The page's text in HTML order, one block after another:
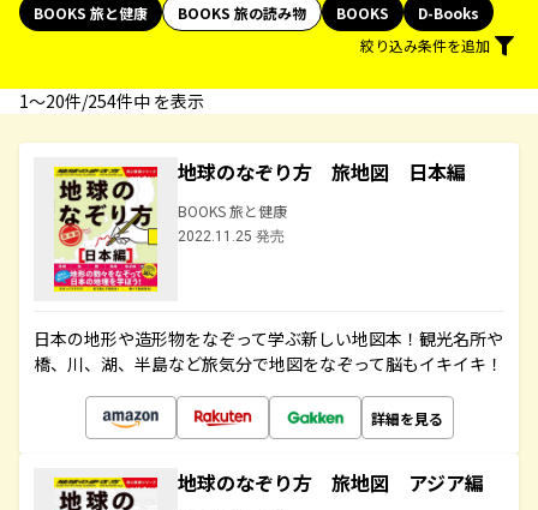
BOOKS 旅と健康
BOOKS 旅の読み物 BOOKS
D-Books
絞り込み条件を追加
1〜20件/254件中 を表示
地球のなぞり方 旅地図 日本編
BOOKS 旅と健康
2022.11.25 発売
日本の地形や造形物をなぞって学ぶ新しい地図本！観光名所や
橋、川、湖、半島など旅気分で地図をなぞって脳もイキイキ！
詳細を見る
地球のなぞり方 旅地図 アジア編